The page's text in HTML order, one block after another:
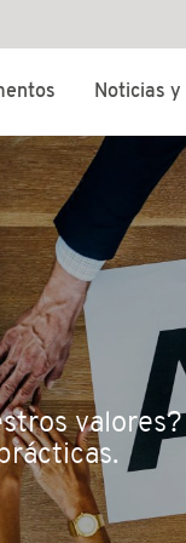
Noticias y
valores?